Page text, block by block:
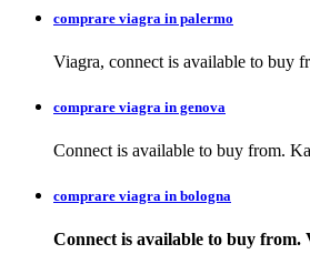
comprare viagra in palermo
Viagra, connect is available to buy
comprare viagra in genova
Connect is available to buy from.
comprare viagra in bologna
Connect is available to buy from.